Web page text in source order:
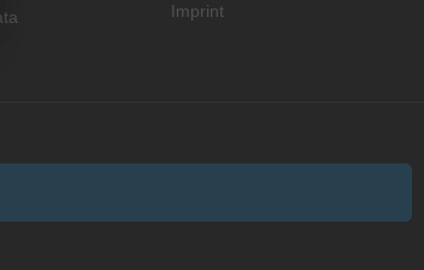
Imprint